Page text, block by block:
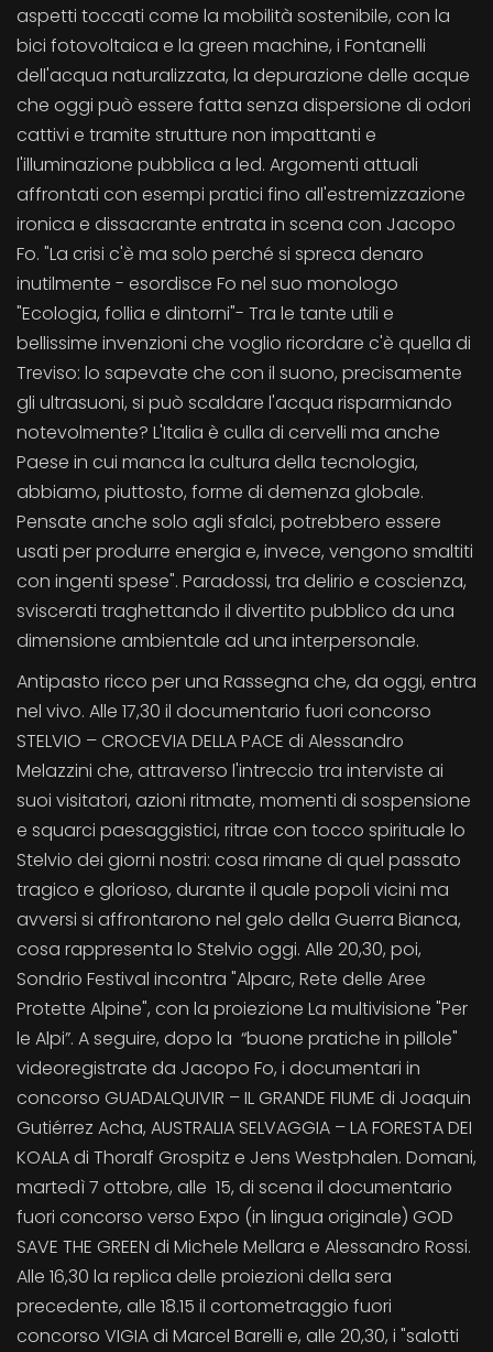
aspetti toccati come la mobilità sostenibile, con la
bici fotovoltaica e la green machine, i Fontanelli
dell'acqua naturalizzata, la depurazione delle acque
che oggi può essere fatta senza dispersione di odori
cattivi e tramite strutture non impattanti e
l'illuminazione pubblica a led. Argomenti attuali
affrontati con esempi pratici fino all'estremizzazione
ironica e dissacrante entrata in scena con Jacopo
Fo. "La crisi c'è ma solo perché si spreca denaro
inutilmente - esordisce Fo nel suo monologo
"Ecologia, follia e dintorni"- Tra le tante utili e
bellissime invenzioni che voglio ricordare c'è quella di
Treviso: lo sapevate che con il suono, precisamente
gli ultrasuoni, si può scaldare l'acqua risparmiando
notevolmente? L'Italia è culla di cervelli ma anche
Paese in cui manca la cultura della tecnologia,
abbiamo, piuttosto, forme di demenza globale.
Pensate anche solo agli sfalci, potrebbero essere
usati per produrre energia e, invece, vengono smaltiti
con ingenti spese". Paradossi, tra delirio e coscienza,
sviscerati traghettando il divertito pubblico da una
dimensione ambientale ad una interpersonale.
Antipasto ricco per una Rassegna che, da oggi, entra
nel vivo. Alle 17,30 il documentario fuori concorso
STELVIO – CROCEVIA DELLA PACE di Alessandro
Melazzini che, attraverso l'intreccio tra interviste ai
suoi visitatori, azioni ritmate, momenti di sospensione
e squarci paesaggistici, ritrae con tocco spirituale lo
Stelvio dei giorni nostri: cosa rimane di quel passato
tragico e glorioso, durante il quale popoli vicini ma
avversi si affrontarono nel gelo della Guerra Bianca,
cosa rappresenta lo Stelvio oggi. Alle 20,30, poi,
Sondrio Festival incontra "Alparc, Rete delle Aree
Protette Alpine", con la proiezione La multivisione "Per
le Alpi”. A seguire, dopo la “buone pratiche in pillole"
videoregistrate da Jacopo Fo, i documentari in
concorso GUADALQUIVIR – IL GRANDE FIUME di Joaquin
Gutiérrez Acha, AUSTRALIA SELVAGGIA – LA FORESTA DEI
KOALA di Thoralf Grospitz e Jens Westphalen. Domani,
martedì 7 ottobre, alle 15, di scena il documentario
fuori concorso verso Expo (in lingua originale) GOD
SAVE THE GREEN di Michele Mellara e Alessandro Rossi.
Alle 16,30 la replica delle proiezioni della sera
precedente, alle 18.15 il cortometraggio fuori
concorso VIGIA di Marcel Barelli e, alle 20,30, i "salotti